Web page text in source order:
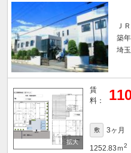
Ｊ
築
埼
賃
料：
敷 3ヶ月
1252.83ｍ2